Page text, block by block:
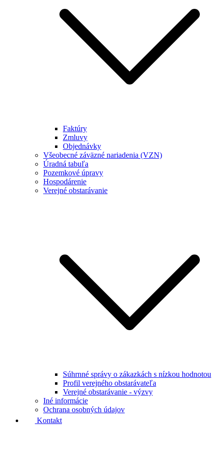
Faktúry
Zmluvy
Objednávky
Všeobecné záväzné nariadenia (VZN)
Úradná tabuľa
Pozemkové úpravy
Hospodárenie
Verejné obstarávanie
Súhrnné správy o zákazkách s nízkou hodnotou
Profil verejného obstarávateľa
Verejné obstarávanie - výzvy
Iné informácie
Ochrana osobných údajov
Kontakt